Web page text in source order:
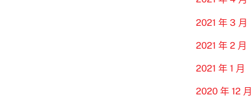
2021 年 3 月
2021 年 2 月
2021 年 1 月
2020 年 12 月